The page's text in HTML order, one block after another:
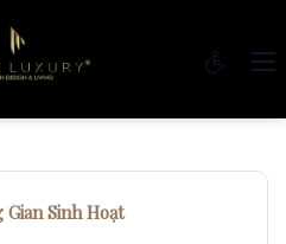
Gian Sinh Hoạt